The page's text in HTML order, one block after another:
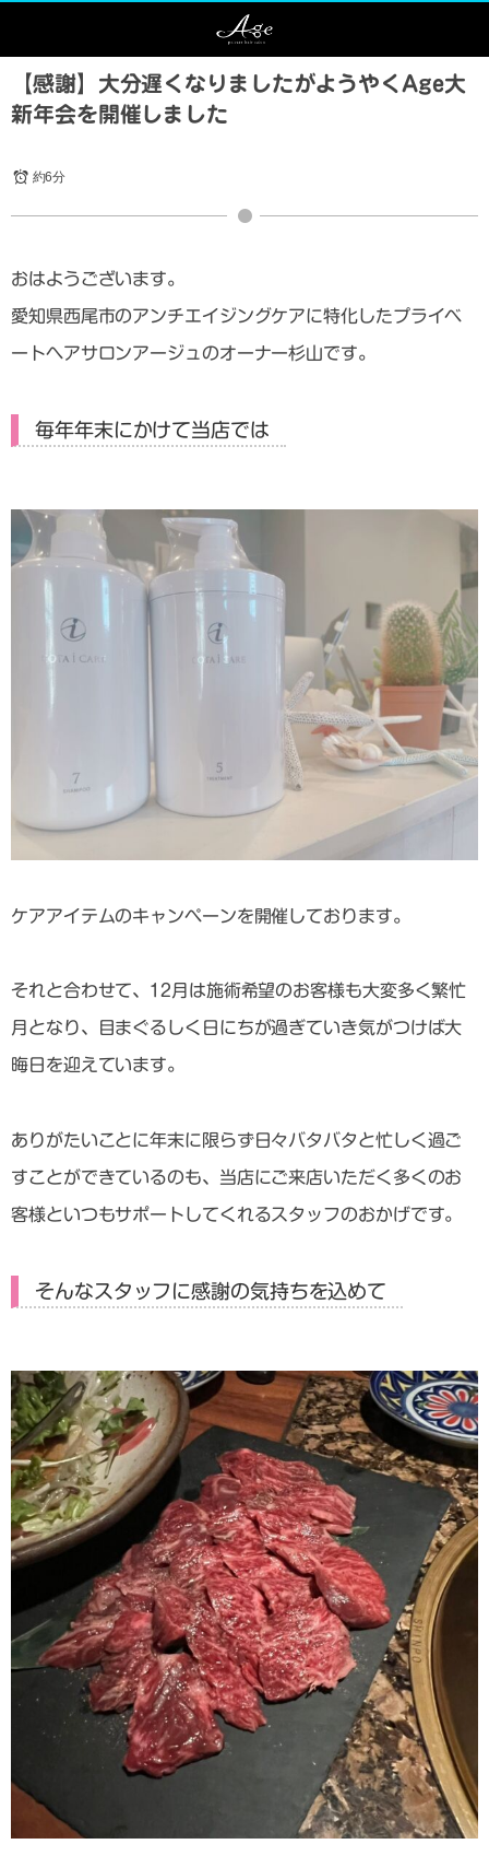
【感謝】大分遅くなりましたがようやくAge大
新年会を開催しました
約6分
おはようございます。
愛知県西尾市のアンチエイジングケアに特化したプライベ
ートヘアサロンアージュのオーナー杉山です。
毎年年末にかけて当店では
ケアアイテムのキャンペーンを開催しております。
それと合わせて、12月は施術希望のお客様も大変多く繁忙
月となり、目まぐるしく日にちが過ぎていき気がつけば大
晦日を迎えています。
ありがたいことに年末に限らず日々バタバタと忙しく過ご
すことができているのも、当店にご来店いただく多くのお
客様といつもサポートしてくれるスタッフのおかげです。
そんなスタッフに感謝の気持ちを込めて